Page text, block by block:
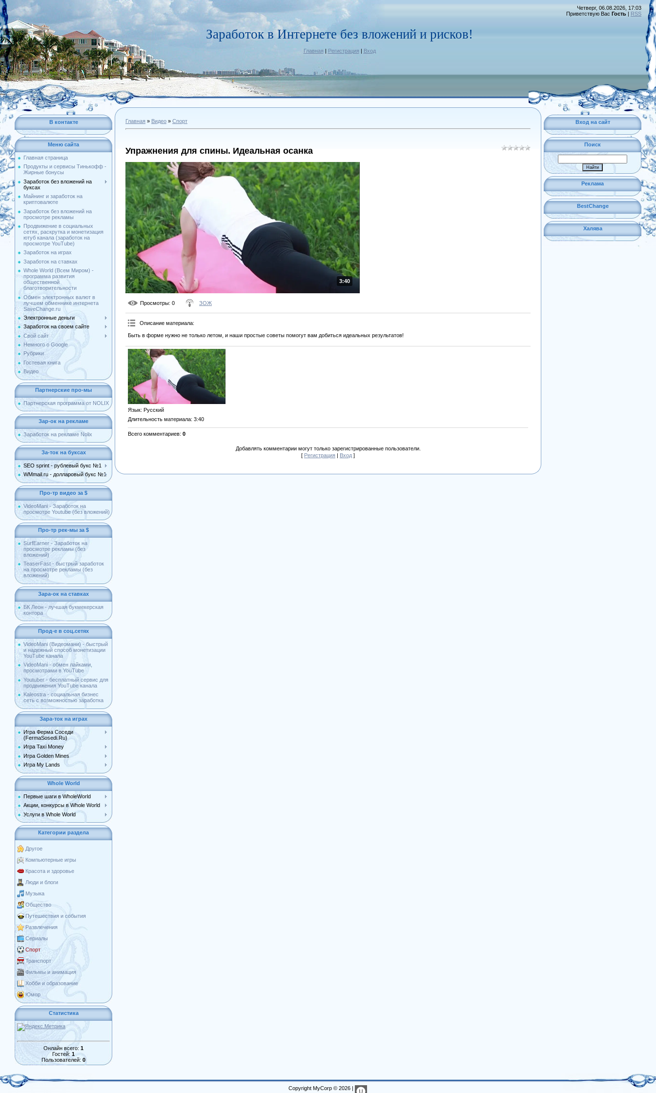
Заработок в Интернете без вложений и рисков!
Главная | Регистрация | Вход
Четверг, 06.08.2026, 17:03
Приветствую Вас Гость | RSS
В контакте
Меню сайта
Главная страница
Продукты и сервисы Тинькофф -
Жирные бонусы
Заработок без вложений на
буксах
Майнинг и заработок на
криптовалюте
Заработок без вложений на
просмотре рекламы
Продвижение в социальных
сетях, раскрутка и монетизация
ютуб канала (заработок на
просмотре YouTube)
Заработок на играх
Заработок на ставках
Whole World (Всем Миром) -
программа развития
общественной
благотворительности
Обмен электронных валют в
лучшем обменнике интернета
SaveChange.ru
Электронные деньги
Заработок на своем сайте
Свой сайт
Немного о Google
Рубрики
Гостевая книга
Видео
Партнерские про-мы
Партнерская программа от NOLIX
Зар-ок на рекламе
Заработок на рекламе Nolix
За-ток на буксах
SEO sprint - рублевый букс №1
WMmail.ru - долларовый букс №1
Про-тр видео за $
VideoMani - Заработок на
просмотре Youtube (без вложений)
Про-тр рек-мы за $
SurfEarner - Заработок на
просмотре рекламы (без
вложений)
TeaserFast - быстрый заработок
на просмотре рекламы (без
вложений)
Зара-ок на ставках
БК Леон - лучшая букмекерская
контора
Прод-е в соц.сетях
VideoMani (Видеомани) - быстрый
и надежный способ монетизации
YouTube канала
VideoMani - обмен лайками,
просмотрами в YouTube
Youtuber - бесплатный сервис для
продвижения YouTube канала
Kaleostra - социальная бизнес
сеть с возможностью заработка
Зара-ток на играх
Игра Ферма Соседи
(FermaSosedi.Ru)
Игра Taxi Money
Игра Golden Mines
Игра My Lands
Whole World
Первые шаги в WholeWorld
Акции, конкурсы в Whole World
Услуги в Whole World
Категории раздела
Другое
Компьютерные игры
Красота и здоровье
Люди и блоги
Музыка
Общество
Путешествия и события
Развлечения
Сериалы
Спорт
Транспорт
Фильмы и анимация
Хобби и образование
Юмор
Статистика
Онлайн всего: 1
Гостей: 1
Пользователей: 0
Главная » Видео » Спорт
Упражнения для спины. Идеальная осанка
3:40
Просмотры: 0 ЗОЖ
Описание материала:
Быть в форме нужно не только летом, и наши простые советы помогут вам добиться идеальных результатов!
Язык: Русский
Длительность материала: 3:40
Всего комментариев: 0
Добавлять комментарии могут только зарегистрированные пользователи.
[ Регистрация | Вход ]
Вход на сайт
Поиск
Реклама
BestChange
Халява
Copyright MyCorp © 2026 |